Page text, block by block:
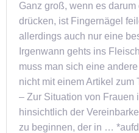
Ganz groß, wenn es
drücken, ist Fingernägel
allerdings auch nur eine
Irgenwann gehts ins
muss man sich eine
nicht mit einem Artikel zum
– Zur Situation von Frauen
hinsichtlich der
zu beginnen, der in …